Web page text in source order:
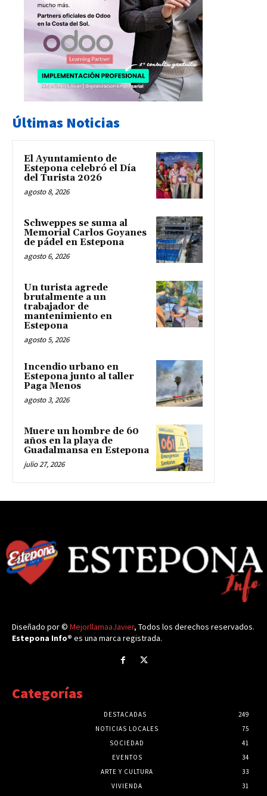
Últimas Noticias
El Ayuntamiento de
Estepona celebró el Día
del Turista 2026
agosto 8, 2026
Schweppes se suma al
Memorial Carlos Goyanes
de pádel en Estepona
agosto 6, 2026
Un turista agrede
brutalmente a un
trabajador de
mantenimiento en
Estepona
agosto 5, 2026
Incendio urbano en
Estepona junto al taller
Paga Menos
agosto 3, 2026
Muere un hombre de 60
años en la playa de
Guadalmansa en Estepona
julio 27, 2026
Diseñado por © MejorllamaaJavier, Todos los derechos reservados.
Estepona Info® es una marca registrada.
Categorías
DESTACADAS
249
NOTICIAS LOCALES
75
SOCIEDAD
41
EVENTOS
34
ARTE Y CULTURA
33
VIVIENDA
31